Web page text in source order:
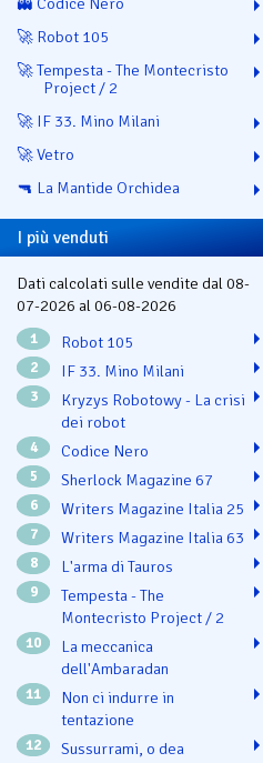
🚀 Robot 105
🚀 Tempesta - The Montecristo
Project / 2
🚀 IF 33. Mino Milani
🚀 Vetro
🔫 La Mantide Orchidea
I più venduti
Dati calcolati sulle vendite dal 08-
07-2026 al 06-08-2026
1 Robot 105
2 IF 33. Mino Milani
3
Kryzys Robotowy - La crisi
dei robot
4 Codice Nero
5 Sherlock Magazine 67
6 Writers Magazine Italia 25
7 Writers Magazine Italia 63
8 L'arma di Tauros
9
Tempesta - The
Montecristo Project / 2
10
La meccanica
dell'Ambaradan
11
Non ci indurre in
tentazione
12 Sussurrami, o dea